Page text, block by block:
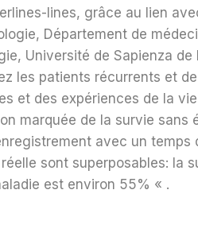
lines, grâce au lien
Département de
Université de Sapienza de
les patients récurrents et
et des expériences de la
marquée de la survie sans
avec un temps
sont superposables: la
est environ 55% « .